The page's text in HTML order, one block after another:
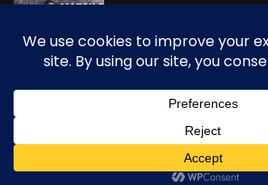
00:00
Site propulsé par CARAIBESPORT - Tous
2025 - Martinique